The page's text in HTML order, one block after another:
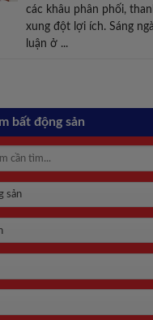
các khâu phân phối,
xung đột lợi ích. Sáng
luận ở ...
bất động sản